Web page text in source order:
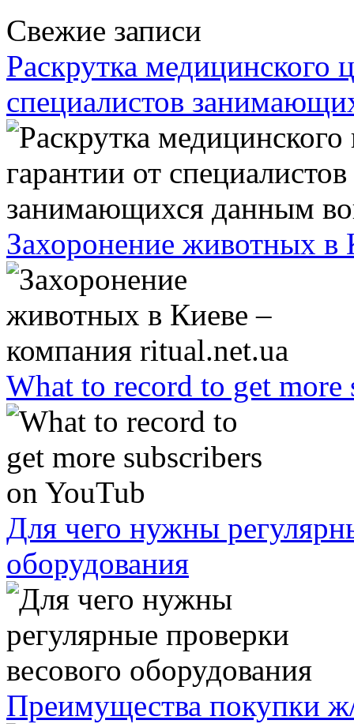
Свежие записи
Раскрутка медицинского
специалистов
Захоронение животных в
What to record to get more
Для чего нужны
оборудования
Преимущества покупки